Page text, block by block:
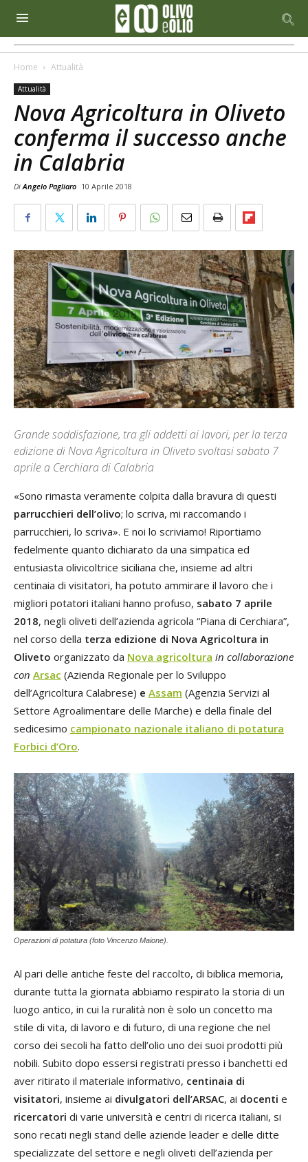
Home Attualità
Attualità
Nova Agricoltura in Oliveto
conferma il successo anche
in Calabria
DiAngelo Pagliaro 10 Aprile 2018
Grande soddisfazione, tra gli addetti ai lavori, per la terza
edizione di Nova Agricoltura in Oliveto svoltasi sabato 7
aprile a Cerchiara di Calabria
«Sono rimasta veramente colpita dalla bravura di questi
parrucchieri dell’olivo; lo scriva, mi raccomando i
parrucchieri, lo scriva». E noi lo scriviamo! Riportiamo
fedelmente quanto dichiarato da una simpatica ed
entusiasta olivicoltrice siciliana che, insieme ad altri
centinaia di visitatori, ha potuto ammirare il lavoro che i
migliori potatori italiani hanno profuso, sabato 7 aprile
2018, negli oliveti dell’azienda agricola “Piana di Cerchiara”,
nel corso della terza edizione di Nova Agricoltura in
Oliveto organizzato da Nova agricoltura in collaborazione
con Arsac (Azienda Regionale per lo Sviluppo
dell’Agricoltura Calabrese) e Assam (Agenzia Servizi al
Settore Agroalimentare delle Marche) e della finale del
sedicesimo campionato nazionale italiano di potatura
Forbici d’Oro.
Operazioni di potatura (foto Vincenzo Maione).
Al pari delle antiche feste del raccolto, di biblica memoria,
durante tutta la giornata abbiamo respirato la storia di un
luogo antico, in cui la ruralità non è solo un concetto ma
stile di vita, di lavoro e di futuro, di una regione che nel
corso dei secoli ha fatto dell’olio uno dei suoi prodotti più
nobili. Subito dopo essersi registrati presso i banchetti ed
aver ritirato il materiale informativo, centinaia di
visitatori, insieme ai divulgatori dell’ARSAC, ai docenti e
ricercatori di varie università e centri di ricerca italiani, si
sono recati negli stand delle aziende leader e delle ditte
specializzate del settore e negli oliveti dell’azienda per